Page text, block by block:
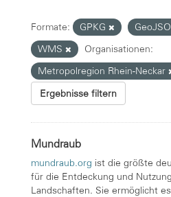
Formate: GPKG
WMS
Organisationen:
Metropolregion Rhein-Neckar
Ergebnisse filtern
Mundraub
mundraub.org ist die größte
für die Entdeckung und
Landschaften. Sie ermöglicht